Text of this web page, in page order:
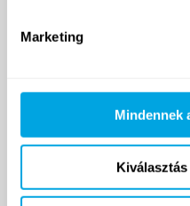
Marketing
Mindennek
2007